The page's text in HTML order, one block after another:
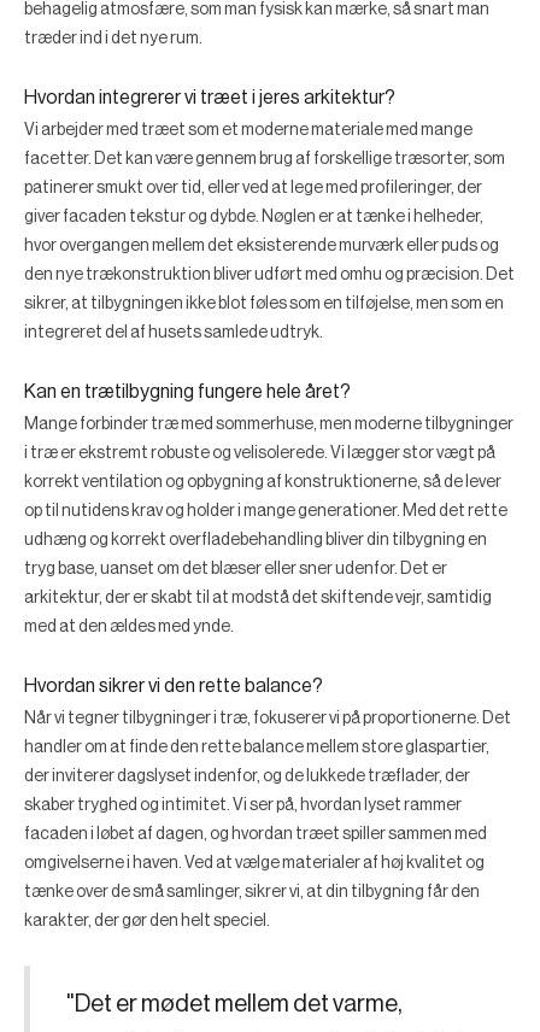
behagelig atmosfære, som man fysisk kan mærke, så snart man
træder ind i det nye rum.
Hvordan integrerer vi træet i jeres arkitektur?
Vi arbejder med træet som et moderne materiale med mange
facetter. Det kan være gennem brug af forskellige træsorter, som
patinerer smukt over tid, eller ved at lege med profileringer, der
giver facaden tekstur og dybde. Nøglen er at tænke i helheder,
hvor overgangen mellem det eksisterende murværk eller puds og
den nye trækonstruktion bliver udført med omhu og præcision. Det
sikrer, at tilbygningen ikke blot føles som en tilføjelse, men som en
integreret del af husets samlede udtryk.
Kan en trætilbygning fungere hele året?
Mange forbinder træ med sommerhuse, men moderne tilbygninger
i træ er ekstremt robuste og velisolerede. Vi lægger stor vægt på
korrekt ventilation og opbygning af konstruktionerne, så de lever
op til nutidens krav og holder i mange generationer. Med det rette
udhæng og korrekt overfladebehandling bliver din tilbygning en
tryg base, uanset om det blæser eller sner udenfor. Det er
arkitektur, der er skabt til at modstå det skiftende vejr, samtidig
med at den ældes med ynde.
Hvordan sikrer vi den rette balance?
Når vi tegner tilbygninger i træ, fokuserer vi på proportionerne. Det
handler om at finde den rette balance mellem store glaspartier,
der inviterer dagslyset indenfor, og de lukkede træflader, der
skaber tryghed og intimitet. Vi ser på, hvordan lyset rammer
facaden i løbet af dagen, og hvordan træet spiller sammen med
omgivelserne i haven. Ved at vælge materialer af høj kvalitet og
tænke over de små samlinger, sikrer vi, at din tilbygning får den
karakter, der gør den helt speciel.
"Det er mødet mellem det varme,